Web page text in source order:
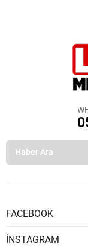
FACEBOOK
İNSTAGRAM